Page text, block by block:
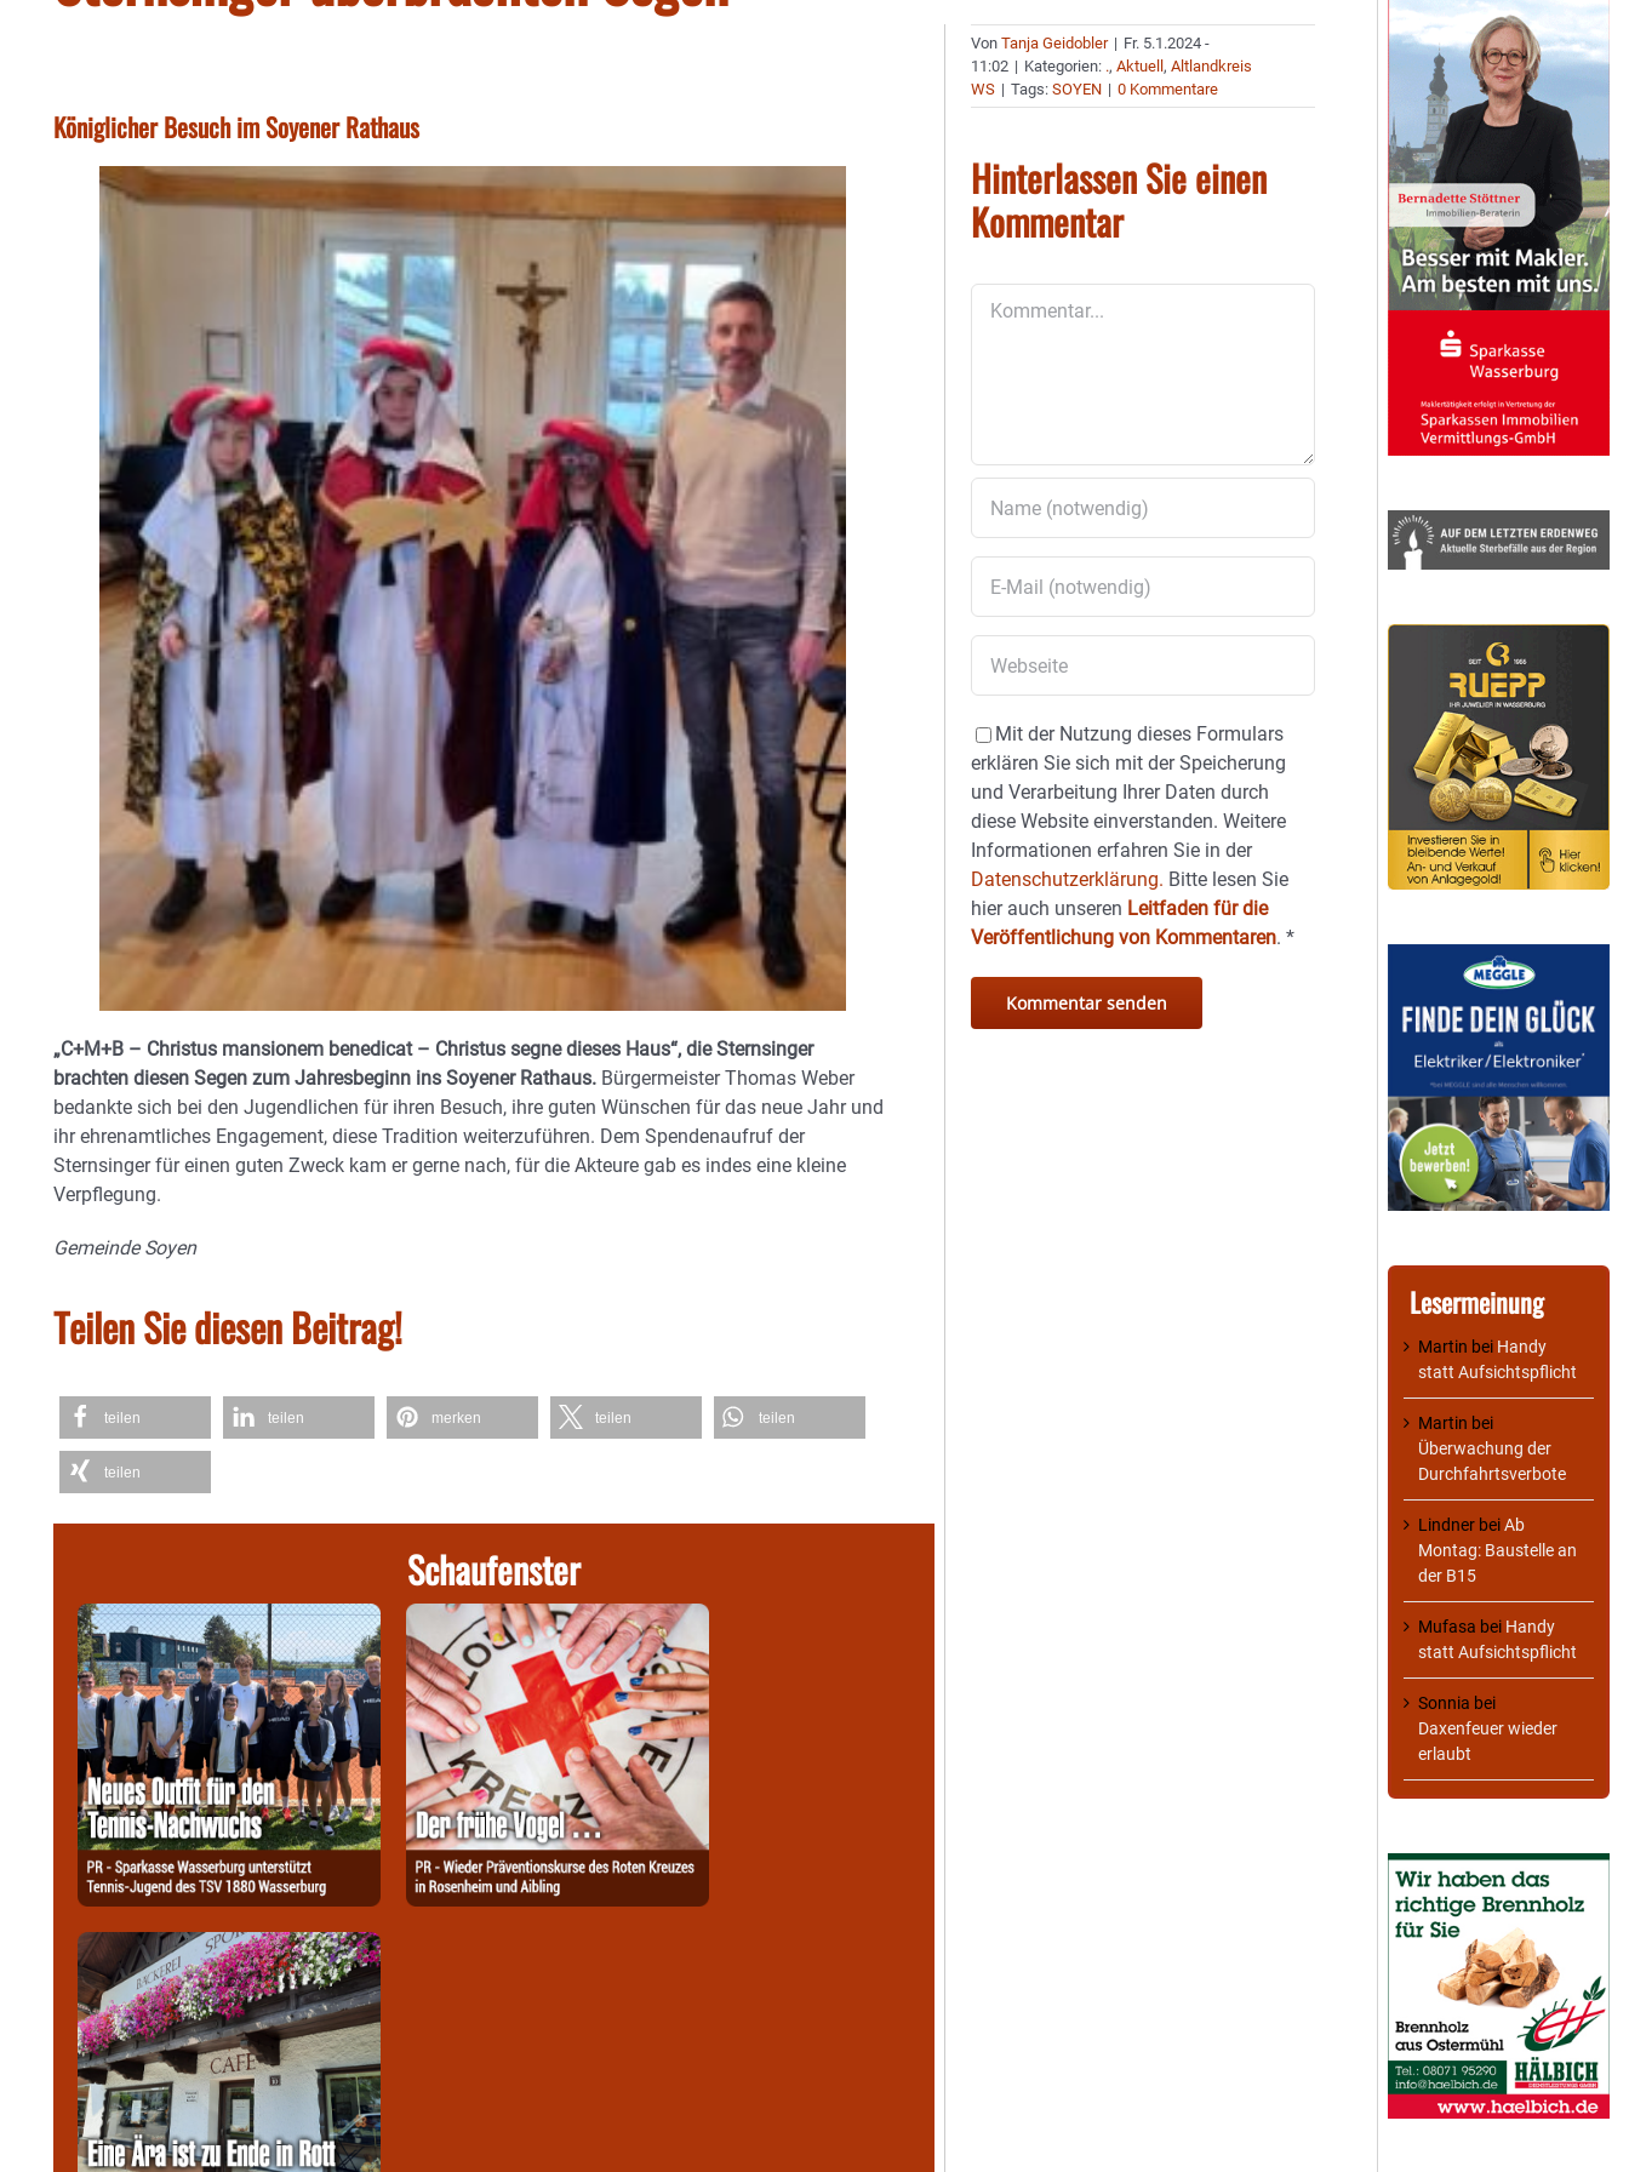
Königlicher Besuch im Soyener Rathaus
„C+M+B – Christus mansionem benedicat – Christus segne dieses Haus“, die Sternsinger
brachten diesen Segen zum Jahresbeginn ins Soyener Rathaus. Bürgermeister Thomas Weber
bedankte sich bei den Jugendlichen für ihren Besuch, ihre guten Wünschen für das neue Jahr und
ihr ehrenamtliches Engagement, diese Tradition weiterzuführen. Dem Spendenaufruf der
Sternsinger für einen guten Zweck kam er gerne nach, für die Akteure gab es indes eine kleine
Verpflegung.
Gemeinde Soyen
Teilen Sie diesen Beitrag!
teilen teilen merken teilen teilen
teilen
Schaufenster
VonTanja Geidobler | Fr. 5.1.2024 -
11:02 | Kategorien: .,Aktuell,Altlandkreis
WS | Tags:SOYEN | 0 Kommentare
Hinterlassen Sie einen
Kommentar
Mit der Nutzung dieses Formulars
erklären Sie sich mit der Speicherung
und Verarbeitung Ihrer Daten durch
diese Website einverstanden. Weitere
Informationen erfahren Sie in der
Datenschutzerklärung. Bitte lesen Sie
hier auch unseren Leitfaden für die
Veröffentlichung von Kommentaren.*
Lesermeinung
Martin bei Handy
statt Aufsichtspflicht
Martin bei
Überwachung der
Durchfahrtsverbote
Lindner beiAb
Montag: Baustelle an
der B15
Mufasa bei Handy
statt Aufsichtspflicht
Sonnia bei
Daxenfeuer wieder
erlaubt